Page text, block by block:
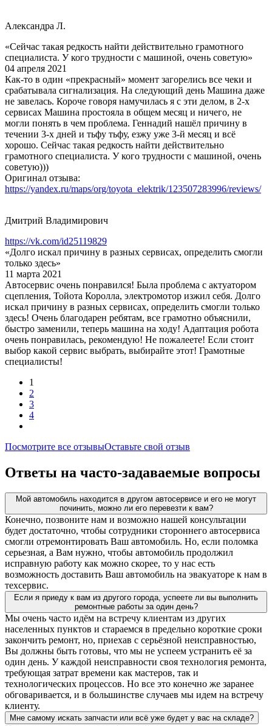
Александра Л.
«Сейчас такая редкость найти действительно грамотного
специалиста. У кого трудности с машиной, очень советую»
04 апреля 2021
Как-то в один «прекрасный» момент загорелись все чеки и
срабатывала сигнализация. На следующий день Машина даже
не завелась. Короче говоря намучилась я с эти делом, в 2-х
сервисах Машина простояла в общем месяц и ничего, не
могли понять в чем проблема. Геннадий нашёл причину в
течении 3-х дней и тьфу тьфу, езжу уже 3-й месяц и всё
хорошо. Сейчас такая редкость найти действительно
грамотного специалиста. У кого трудности с машиной, очень
советую)))
Оригинал отзыва:
https://yandex.ru/maps/org/toyota_elektrik/123507283996/reviews/
Дмитрий Владимирович
https://vk.com/id25119829
«Долго искал причину в разных сервисах, определить смогли
только здесь»
11 марта 2021
Автосервис очень понравился! Была проблема с актуатором
сцепления, Тойота Королла, электромотор изжил себя. Долго
искал причину в разных сервисах, определить смогли только
здесь! Очень благодарен ребятам, все грамотно объяснили,
быстро заменили, теперь машина на ходу! Адаптация робота
очень понравилась, рекомендую! Не пожалеете! Если стоит
выбор какой сервис выбрать, выбирайте этот! Грамотные
специалисты!
1
2
3
4
Посмотрите все отзывыОставьте свой отзыв
Ответы на часто-задаваемые вопросы
Мой автомобиль находится в другом автосервисе и его не могут
починить, можно ли его перевезти к вам?
Конечно, позвоните нам и возможно нашей консультации
будет достаточно, чтобы сотрудники стороннего автосервиса
смогли отремонтировать Ваш автомобиль. Но, если поломка
серьезная, а Вам нужно, чтобы автомобиль продолжил
исправную работу как можно скорее, то у нас есть
возможность доставить Ваш автомобиль на эвакуаторе к нам в
техсервис.
Если я приеду к вам из другого города, успеете ли вы выполнить
ремонтные работы за один день?
Мы очень часто идём на встречу клиентам из других
населенных пунктов и стараемся в предельно короткие сроки
закончить ремонт, но, приехав с серьёзной неисправностью,
Вы должны быть готовы, что мы не успеем устранить её за
один день. У каждой неисправности своя технология ремонта,
требующая затрат времени как мастеров, так и
технологических процессов. Но все это конечно же заранее
обговаривается, и в большинстве случаев мы идем на встречу
клиенту.
Мне самому искать запчасти или всё уже будет у вас на складе?